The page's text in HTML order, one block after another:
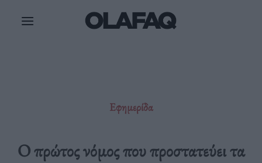
Εφημερίδα
O πρώτος νόμος που προστατεύει τα